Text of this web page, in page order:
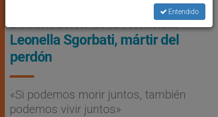
Beatificación de la Hermana
Leonella Sgorbati, mártir del
perdón
«Si podemos morir juntos, también
podemos vivir juntos»
Entendido